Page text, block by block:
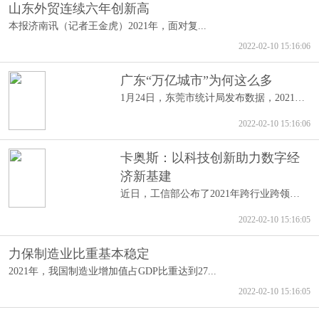
山东外贸连续六年创新高
本报济南讯（记者王金虎）2021年，面对复...
2022-02-10 15:16:06
广东“万亿城市”为何这么多
1月24日，东莞市统计局发布数据，2021年东...
2022-02-10 15:16:06
卡奥斯：以科技创新助力数字经
济新基建
近日，工信部公布了2021年跨行业跨领域工...
2022-02-10 15:16:05
力保制造业比重基本稳定
2021年，我国制造业增加值占GDP比重达到27...
2022-02-10 15:16:05